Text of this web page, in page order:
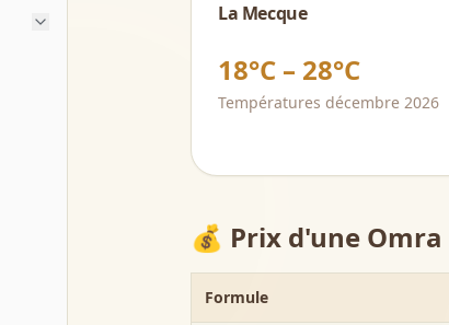
La Mecque
18°C – 28°C
Températures décembre 2026
💰 Prix d'une Omra
Formule